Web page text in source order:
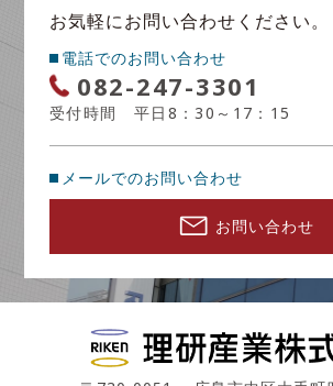
お気軽にお問い合わせください。
電話でのお問い合わせ
082-247-3301
受付時間 平日8：30～17：15
メールでのお問い合わせ
お問い合わせ